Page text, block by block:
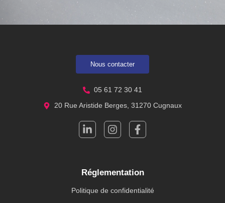
Réglementation
Politique de confidentialité
Nous contacter
05 61 72 30 41
20 Rue Aristide Berges, 31270 Cugnaux